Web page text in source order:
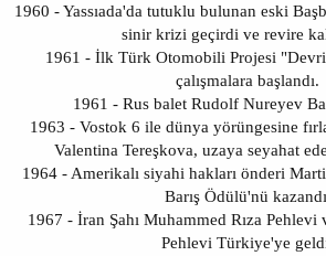
1960 - Yassıada'da tutuklu bulunan eski
sinir krizi geçirdi ve revire
1961 - İlk Türk Otomobili Projesi
çalışmalara başlandı.
1961 - Rus balet Rudolf Nureyev
1963 - Vostok 6 ile dünya yörüngesine
Valentina Tereşkova, uzaya seyahat
1964 - Amerikalı siyahi hakları önderi
Barış Ödülü'nü
1967 - İran Şahı Muhammed Rıza Pehlevi
Pehlevi Türkiye'ye